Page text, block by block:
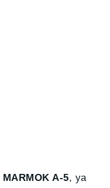
MARMOK A-5, ya